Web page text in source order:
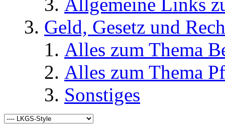
Geld, Gesetz und
Alles zum Thema
Alles zum Thema
Sonstiges